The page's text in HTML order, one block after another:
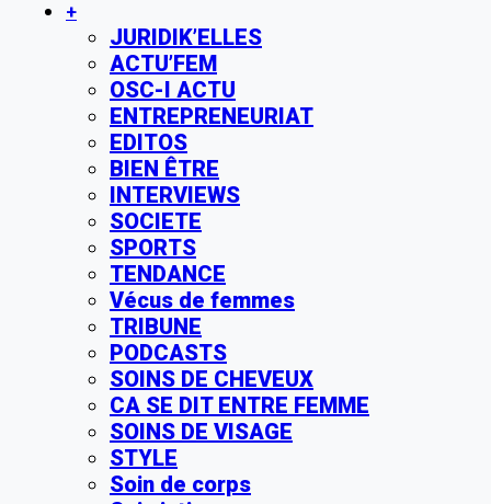
+
JURIDIK’ELLES
ACTU’FEM
OSC-I ACTU
ENTREPRENEURIAT
EDITOS
BIEN ÊTRE
INTERVIEWS
SOCIETE
SPORTS
TENDANCE
Vécus de femmes
TRIBUNE
PODCASTS
SOINS DE CHEVEUX
CA SE DIT ENTRE FEMME
SOINS DE VISAGE
STYLE
Soin de corps